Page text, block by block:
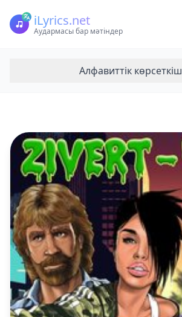
iLyrics.net
Аудармасы бар мәтіндер
Алфавиттік көрсеткіш